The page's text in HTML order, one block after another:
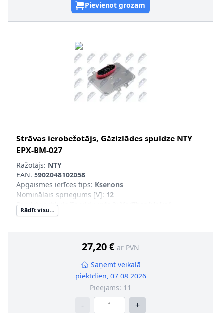
Pievienot grozam
Strāvas ierobežotājs, Gāzizlādes spuldze NTY
EPX-BM-027
Ražotājs: NTY
EAN: 5902048102058
Apgaismes ierīces tips: Ksenons
Nominālais spriegums [V]: 12
Papildu artikuls/Papildu info 2
Programmnodrošin. NAV jāapmāca/jāatjaunina
Rādīt visu...
27,20 € ar PVN
Saņemt veikalā
piektdien, 07.08.2026
Pieejams: 11
- +